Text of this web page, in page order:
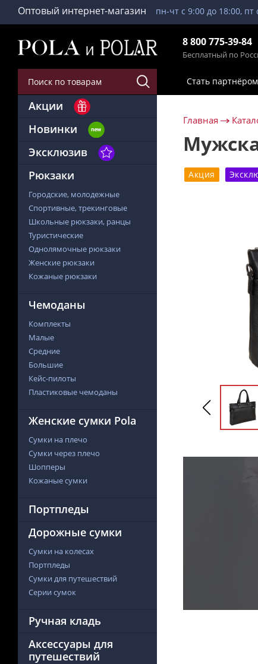
Оптовый интернет-магазин пн-чт с 9:00 до 18:00, пт
8 800 775-39-84
Бесплатный по
Стать партнёром
Акции
Новинки
Эксклюзив
Рюкзаки
Городские, молодежные
Спортивные, трекинговые
Школьные рюкзаки, ранцы
Туристические
Однолямочные рюкзаки
Женские рюкзаки
Кожаные рюкзаки
Чемоданы
Комплекты
Малые
Средние
Большие
Кейс-пилоты
Пластиковые чемоданы
Женские сумки Pola
Сумки на плечо
Сумки через плечо
Шопперы
Кожаные сумки
Портпледы
Дорожные сумки
Сумки на колесах
Портпледы
Сумки для путешествий
Серии сумок
Ручная кладь
Аксессуары для
путешествий
Главная
Акция